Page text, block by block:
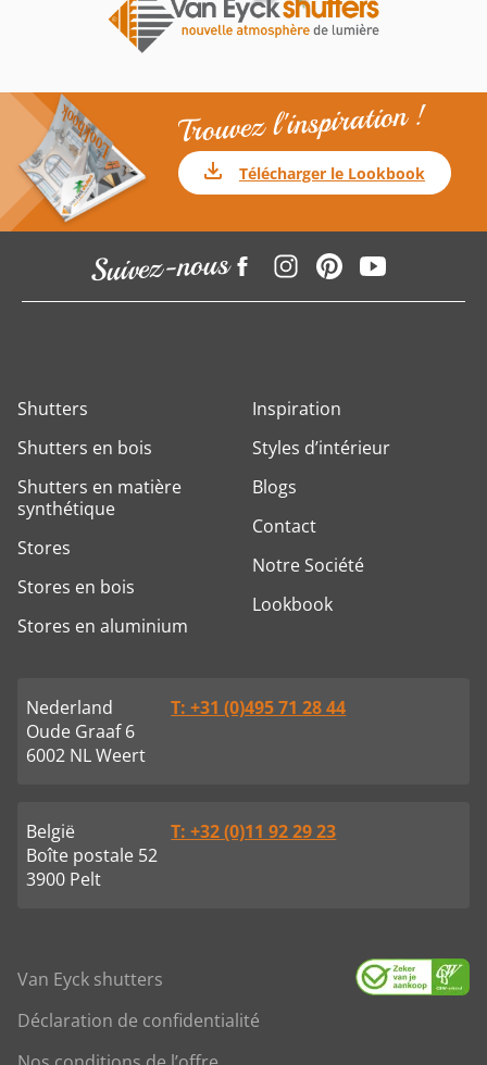
Trouvez l'inspiration !
Télécharger le Lookbook
Suivez-nous
Shutters
Shutters en bois
Shutters en matière
synthétique
Stores
Stores en bois
Stores en aluminium
Inspiration
Styles d’intérieur
Blogs
Contact
Notre Société
Lookbook
Nederland
Oude Graaf 6
6002 NL Weert
T: +31 (0)495 71 28 44
België
Boîte postale 52
3900 Pelt
T: +32 (0)11 92 29 23
Van Eyck shutters
Déclaration de confidentialité